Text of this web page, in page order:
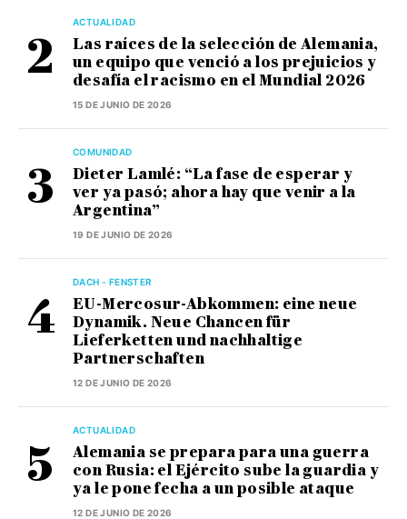
ACTUALIDAD
Las raíces de la selección de Alemania,
un equipo que venció a los prejuicios y
desafía el racismo en el Mundial 2026
15 DE JUNIO DE 2026
COMUNIDAD
Dieter Lamlé: “La fase de esperar y
ver ya pasó; ahora hay que venir a la
Argentina”
19 DE JUNIO DE 2026
DACH - FENSTER
EU-Mercosur-Abkommen: eine neue
Dynamik. Neue Chancen für
Lieferketten und nachhaltige
Partnerschaften
12 DE JUNIO DE 2026
ACTUALIDAD
Alemania se prepara para una guerra
con Rusia: el Ejército sube la guardia y
ya le pone fecha a un posible ataque
12 DE JUNIO DE 2026